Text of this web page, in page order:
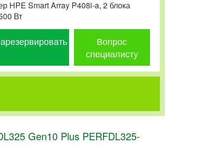
HPE Smart Array P408i-a, 2 блока
Вт
Вопрос
специалисту
Gen10 Plus PERFDL325-